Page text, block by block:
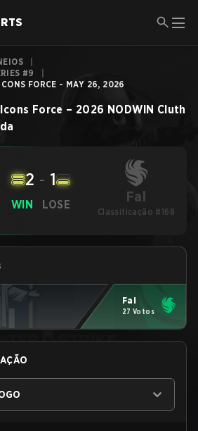
#9
FORCE - MAY 26, 2026
Force – 2026 NODWIN Cluth
WIN
2 - 1
LOSE Fal
Classificação #168
Fal
27 Votos